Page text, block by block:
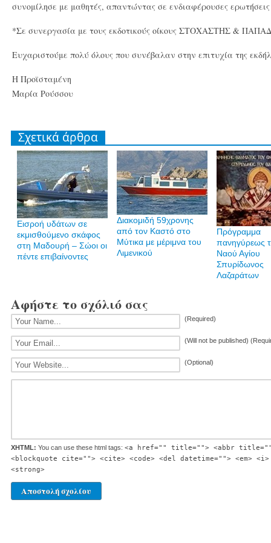
συνομίλησε με μαθητές, απαντώντας σε ενδιαφέρουσες
*Σε συνεργασία με τους εκδοτικούς οίκους ΣΤΟΧΑΣΤΗΣ &
Ευχαριστούμε πολύ όλους που συνέβαλαν στην επιτυχία της
Η Προϊσταμένη
Μαρία Ρούσσου
Σχετικά άρθρα
Εισροή υδάτων σε
εκμισθούμενο σκάφος
στη Μαδουρή – Σώοι οι
πέντε επιβαίνοντες
Διακομιδή 59χρονης
από τον Καστό στο
Μύτικα με μέριμνα του
Λιμενικού
Πρόγραμμα
πανηγύρεως
Ναού Αγίου
Σπυρίδωνος
Λαζαράτων
Αφήστε το σχόλιό σας
(Required)
(Will not be published)
(Optional)
XHTML: You can use these html tags: <a href="" title=""> <abbr
<blockquote cite=""> <cite> <code> <del datetime=""> <em>
<strong>